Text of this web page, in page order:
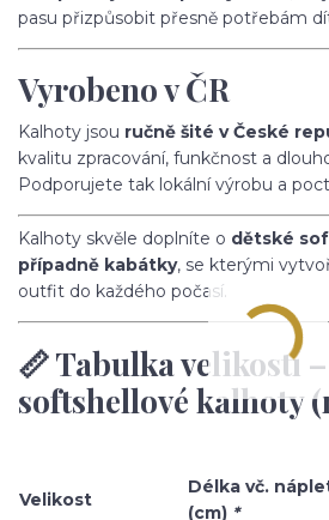
pasu přizpůsobit přesně potřebám
Vyrobeno v ČR
Kalhoty jsou ručně šité v České
kvalitu zpracování, funkčnost a
Podporujete tak lokální výrobu a
Kalhoty skvěle doplníte o dětské
případně kabátky, se kterými
outfit do každého počasí.
📏 Tabulka velikostí
softshellové kalhoty
Velikost
Délka vč.
(cm) *